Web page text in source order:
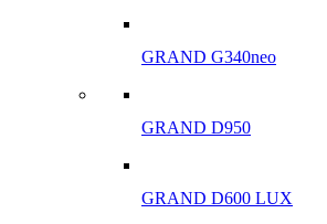
GRAND G340neo
GRAND D950
GRAND D600 LUX